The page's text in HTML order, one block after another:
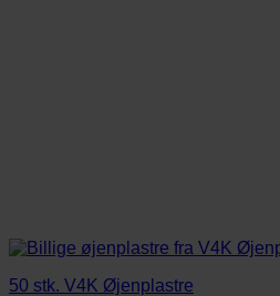
50 stk. V4K Øjenplastre